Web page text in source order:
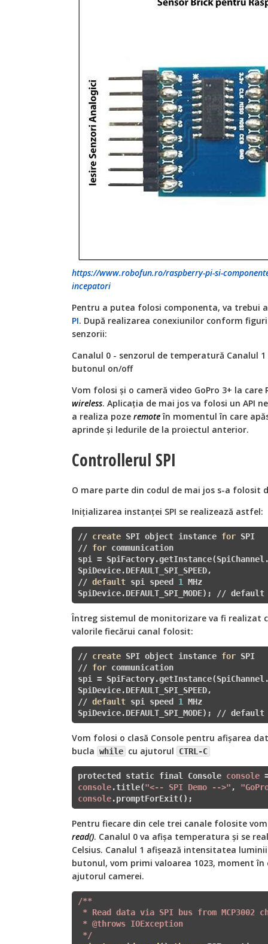
https://www.robofun.ro/raspberry-pi-si-componente/
incepatori
Pentru a putea folosi componenta, va trebui
PI. După realizarea conexiunilor conform
senzorii:
Canalul 0 - senzorul de temperatură Canalul
butonul on/off
Vom folosi și o cameră video GoPro 3+ la care
wireless. Aplicația de mai jos va folosi un API
a realiza poze remoteîn momentul în care
aprinde și ledurile de la proiectul anterior.
Controllerul SPI
O mare parte din codul de mai jos s-a folosit
Inițializarea instanței SPI se realizează astfel:
// create SPI object instance for SPI
// for communication
spi =
SpiDevice.DEFAULT_SPI_SPEED,
// default spi speed 1
MHz
SpiDevice.DEFAULT_SPI_MODE);
// default
Întreg sistemul de monitorizare va fi realizat
valorile fiecărui canal folosit:
// create SPI object instance for SPI
// for communication
spi =
SpiDevice.DEFAULT_SPI_SPEED,
// default spi speed 1
MHz
SpiDevice.DEFAULT_SPI_MODE);
// default
Vom folosi o clasă Console pentru afișarea
bucla while cu ajutorul CTRL-C
protected static final Console console
console.title("<-- SPI Demo -->" ,
console.promptForExit();
Pentru fiecare din cele trei canale folosite
read(). Canalul 0 va afișa temperatura și se
Celsius. Canalul 1 afișează intensitatea
butonul, vom primi valoarea 1023, moment
ajutorul camerei.
/**
* Read data via SPI bus from MCP3002
* @throws IOException
*/